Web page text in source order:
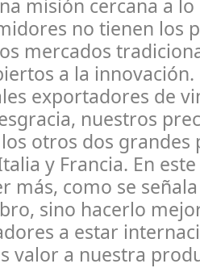
misión cercana a
no tienen los
mercados
a la innovación.
exportadores de
nuestros
otros dos grandes
y Francia. En
más, como se
sino hacerlo
a estar
valor a nuestra